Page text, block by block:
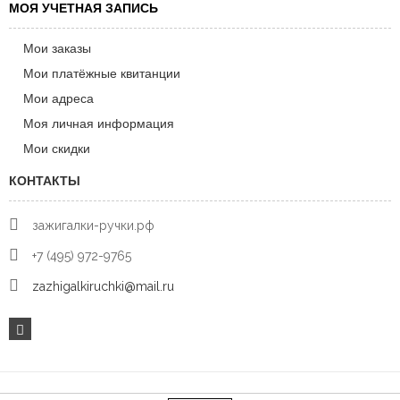
МОЯ УЧЕТНАЯ ЗАПИСЬ
Мои заказы
Мои платёжные квитанции
Мои адреса
Моя личная информация
Мои скидки
КОНТАКТЫ
зажигалки-ручки.рф
+7 (495) 972-9765
zazhigalkiruchki@mail.ru